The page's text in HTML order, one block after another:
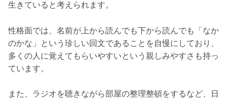
生きていると考えられます。
性格面では、名前が上から読んでも下から読んでも「なか
のかな」という珍しい回文であることを自慢にしており、
多くの人に覚えてもらいやすいという親しみやすさも持っ
ています。
また、ラジオを聴きながら部屋の整理整頓をするなど、日